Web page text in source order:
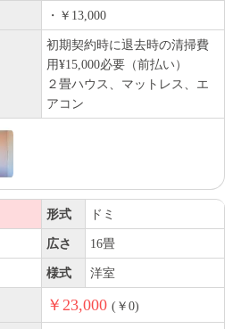
・￥13,000
初期契約時に退去時の清掃費
用¥15,000必要（前払い）
２畳ハウス、マットレス、エ
アコン
形式 ドミ
広さ 16畳
様式 洋室
￥23,000 (￥0)